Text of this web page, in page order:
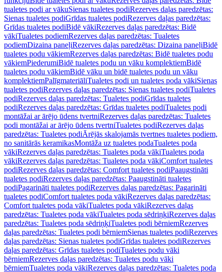
tualetes podi ar vākuSienas tualetes podiRezerves daļas paredzētas:
Sienas tualetes podiGrīdas tualetes podiRezerves daļas paredzētas:
Grīdas tualetes podiBidē vākiRezerves daļas paredzētas: Bidē
vākiTualetes podiemRezerves daļas paredzētas: Tualetes
podiemDizaina paneļiRezerves daļas paredzētas: Dizaina paneļiBidē
tualetes podu vākiemRezerves daļas paredzētas: Bidē tualetes podu
vākiemPiederumiBidē tualetes podu un vāku komplektiemBidē
tualetes podu vākiemBidē vāku un bidē tualetes podu un vāku
komplektiemPalīgmateriāliTualetes podi un tualetes poda vākiSienas
tualetes podiRezerves daļas paredzētas: Sienas tualetes podiTualetes
podiRezerves daļas paredzētas: Tualetes podiGrīdas tualetes
podiRezerves daļas paredzētas: Grīdas tualetes podiTualetes podi
montāžai ar ārējo ūdens tvertniRezerves daļas paredzētas: Tualetes
podi montāžai ar ārējo ūdens tvertniTualetes podiRezerves daļas
paredzētas: Tualetes podiĀrējās skalojamās tvertnes tualetes podiem,
no sanitārās keramikasMontāža uz tualetes podaTualetes poda
vākiRezerves daļas paredzētas: Tualetes poda vākiTualetes poda
vākiRezerves daļas paredzētas: Tualetes poda vākiComfort tualetes
podiRezerves daļas paredzētas: Comfort tualetes podiPaaugstināti
tualetes podiRezerves daļas paredzētas: Paaugstināti tualetes
podiPagarināti tualetes podiRezerves daļas paredzētas: Pagarināti
tualetes podiComfort tualetes poda vākiRezerves daļas paredzētas:
Comfort tualetes poda vākiTualetes poda vākiRezerves daļas
paredzētas: Tualetes poda vākiTualetes poda sēdriņķiRezerves daļas
paredzētas: Tualetes poda sēdriņķiTualetes podi bērniemRezerves
daļas paredzētas: Tualetes podi bērniemSienas tualetes podiRezerves
daļas paredzētas: Sienas tualetes podiGrīdas tualetes podiRezerves
daļas paredzētas: Grīdas tualetes podiTualetes podu vāki
bērniemRezerves daļas paredzētas: Tualetes podu vāki
bērniemTualetes poda vākiRezerves daļas paredzētas: Tualetes poda